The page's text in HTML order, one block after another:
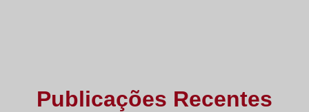
Publicações Recentes